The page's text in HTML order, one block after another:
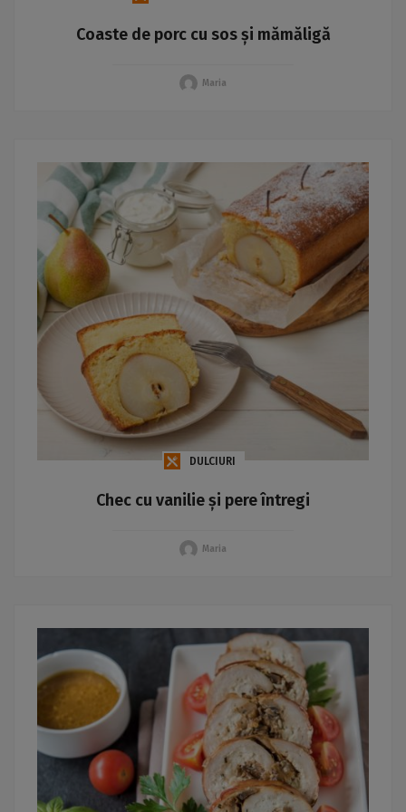
Coaste de porc cu sos și mămăligă
Maria
DULCIURI
Chec cu vanilie și pere întregi
Maria